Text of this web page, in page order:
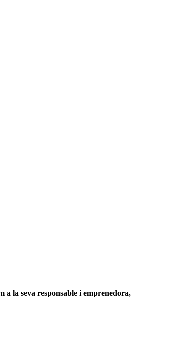
la seva responsable i emprenedora,